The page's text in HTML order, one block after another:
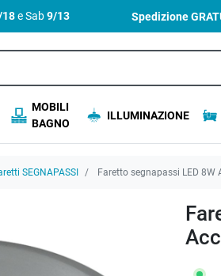
18e Sab9/13 Spedizione
MOBILI
BAGNO
ILLUMINAZIONE
SEGNAPASSI Faretto segnapassi LED 8W